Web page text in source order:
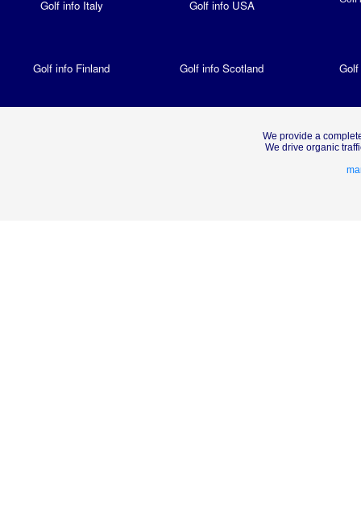
Golf info Italy Golf info USA
Golf info Finland Golf info Scotland
We provide a
We drive organic